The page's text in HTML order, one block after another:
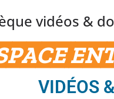
vidéos &
VIDÉOS